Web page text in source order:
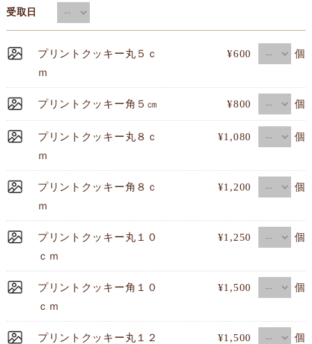
受取日
プリントクッキー丸５ｃ
ｍ
¥600 個
プリントクッキー角５㎝ ¥800 個
プリントクッキー丸８ｃ
ｍ
¥1,080 個
プリントクッキー角８ｃ
ｍ
¥1,200 個
プリントクッキー丸１０
ｃｍ
¥1,250 個
プリントクッキー角１０
ｃｍ
¥1,500 個
プリントクッキー丸１２
¥1,500 個